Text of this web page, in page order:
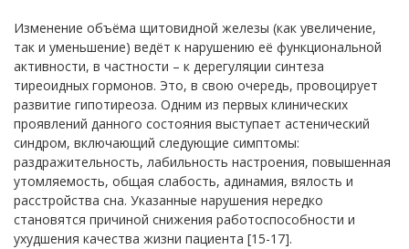
Изменение объёма щитовидной железы (как увеличение,
так и уменьшение) ведёт к нарушению её функциональной
активности, в частности – к дерегуляции синтеза
тиреоидных гормонов. Это, в свою очередь, провоцирует
развитие гипотиреоза. Одним из первых клинических
проявлений данного состояния выступает астенический
синдром, включающий следующие симптомы:
раздражительность, лабильность настроения, повышенная
утомляемость, общая слабость, адинамия, вялость и
расстройства сна. Указанные нарушения нередко
становятся причиной снижения работоспособности и
ухудшения качества жизни пациента [15-17].